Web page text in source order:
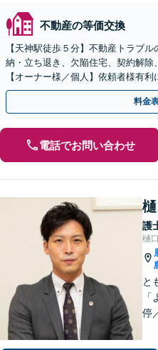
不動産の等価交換
【天神駅徒歩５分】不動産トラブ
納・立ち退き、欠陥住宅、契約解除
【オーナー様／個人】依頼者様有
交渉いたします。まずは電話相談か
料金
電話でお問い合わせ
護
樋
と
停